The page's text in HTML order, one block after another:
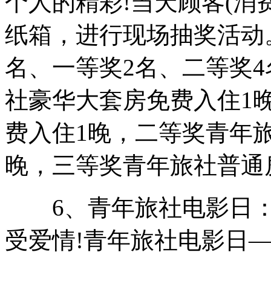
纸箱，进行现场抽奖活
名、一等奖2名、二等奖
社豪华大套房免费入住1
费入住1晚，二等奖青年
晚，三等奖青年旅社普
6、青年旅社电影日：
受爱情!青年旅社电影日